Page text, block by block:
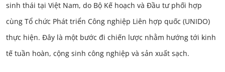
sinh thái tại Việt Nam, do Bộ Kế hoạch và Đầu tư phối hợp
cùng Tổ chức Phát triển Công nghiệp Liên hợp quốc (UNIDO)
thực hiện. Đây là một bước đi chiến lược nhằm hướng tới kinh
tế tuần hoàn, cộng sinh công nghiệp và sản xuất sạch.